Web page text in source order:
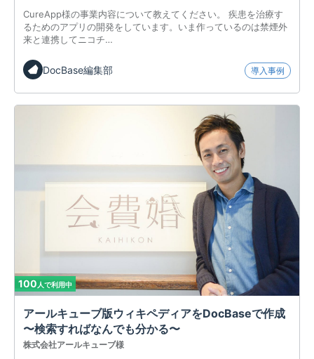
CureApp様の事業内容について教えてください。 疾患を治療す
るためのアプリの開発をしています。いま作っているのは禁煙外
来と連携してニコチ…
DocBase編集部 導入事例
100 人で利用中
アールキューブ版ウィキペディアをDocBaseで作成
〜検索すればなんでも分かる〜
株式会社アールキューブ様